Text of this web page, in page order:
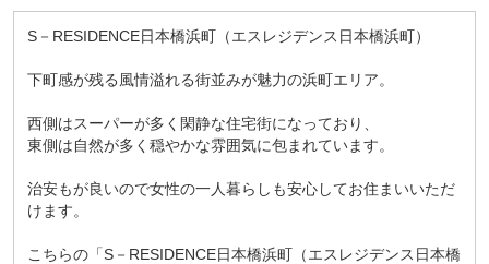
S－RESIDENCE日本橋浜町（エスレジデンス日本橋浜町）
下町感が残る風情溢れる街並みが魅力の浜町エリア。
西側はスーパーが多く閑静な住宅街になっており、
東側は自然が多く穏やかな雰囲気に包まれています。
治安もが良いので女性の一人暮らしも安心してお住まいいただ
けます。
こちらの「S－RESIDENCE日本橋浜町（エスレジデンス日本橋